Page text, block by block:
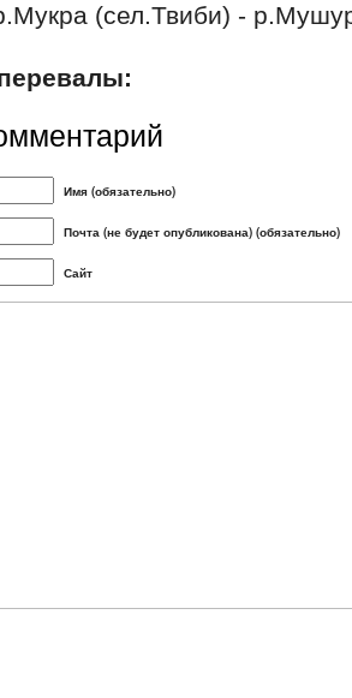
(сел.Твиби) -
Имя (обязательно)
Почта (не будет опубликована) (обязательно)
Сайт